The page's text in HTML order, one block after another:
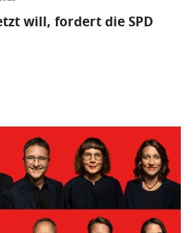
will, fordert die SPD